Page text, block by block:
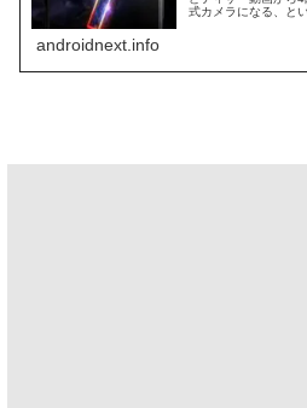
式カメラになる、と
androidnext.info